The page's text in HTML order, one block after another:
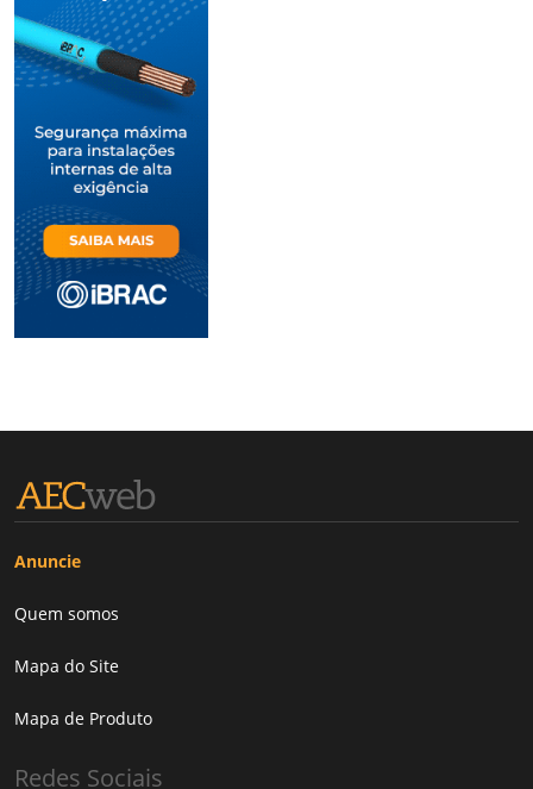
Anuncie
Quem somos
Mapa do Site
Mapa de Produto
Redes Sociais